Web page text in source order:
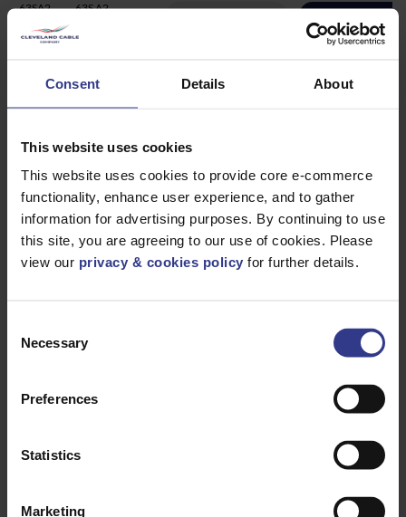
Consent Details About
This website uses cookies
This website uses cookies to provide core e-commerce
functionality, enhance user experience, and to gather
information for advertising purposes. By continuing to use
this site, you are agreeing to our use of cookies. Please
view our privacy & cookies policy for further details.
Selection
Necessary
Preferences
Statistics
Marketing
63SA2
63S A2
DE 1
ADICIONAR À
PRENDEDOR
DE 1
ADICIONAR À
PRENDEDOR
DE 1
50A2
50 A2
CABO - PK DE 1
ADICIONAR À
40A2
40 A2
PRENDEDOR
DE CABOS -
ADICIONAR À
PACOTE DE 2
DE CABOS -
PACOTE DE 2
ADICIONAR À